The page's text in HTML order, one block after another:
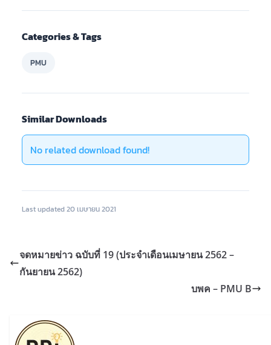
Categories & Tags
PMU
Similar Downloads
No related download found!
Last updated 20 เมษายน 2021
จดหมายข่าว ฉบับที่ 19 (ประจำเดือนเมษายน 2562 –
กันยายน 2562)
บพค – PMU B